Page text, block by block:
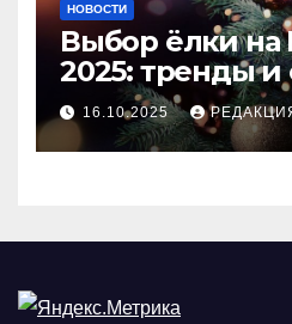
НОВОСТИ
Выбор ёлки на
2025: тренды и
идеального
16.10.2025